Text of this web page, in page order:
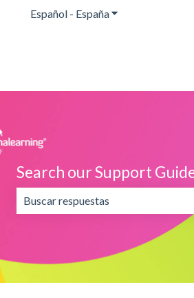
Español - EspañaTraducciones de
Search our Support
No hay sugerencias porque el